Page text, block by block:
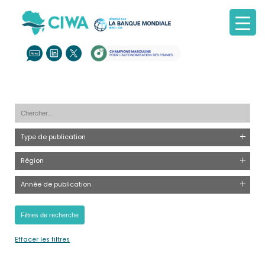
Type de publication
Région
Année de publication
Effacer les filtres